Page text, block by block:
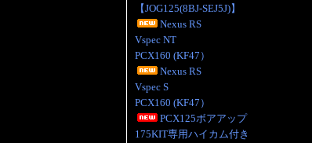
【JOG125(8BJ-SEJ5J)】
Nexus RS
Vspec NT
PCX160 (KF47）
Nexus RS
Vspec S
PCX160 (KF47）
PCX125ボアアップ
175KIT専用ハイカム付き